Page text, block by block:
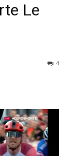
Le
4